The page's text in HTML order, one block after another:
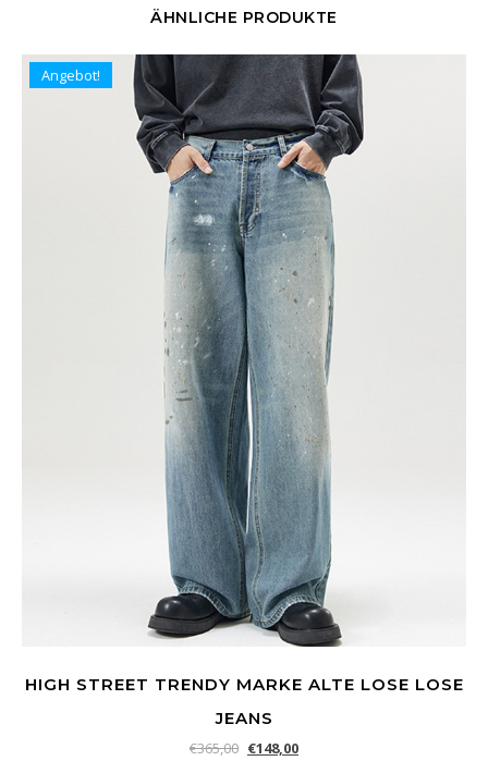
ÄHNLICHE PRODUKTE
Angebot!
HIGH STREET TRENDY MARKE ALTE LOSE LOSE
JEANS
€365,00 €148,00